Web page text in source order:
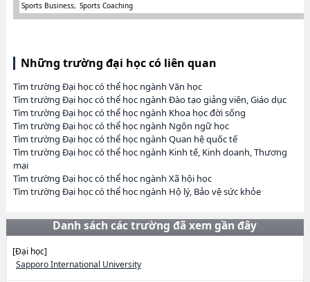
Sports Business Sports Coaching
Những trường đại học có liên quan
Tìm trường Đại học có thể học ngành Văn học
Tìm trường Đại học có thể học ngành Đào tạo giảng viên, Giáo dục
Tìm trường Đại học có thể học ngành Khoa học đời sống
Tìm trường Đại học có thể học ngành Ngôn ngữ học
Tìm trường Đại học có thể học ngành Quan hệ quốc tế
Tìm trường Đại học có thể học ngành Kinh tế, Kinh doanh, Thương
mại
Tìm trường Đại học có thể học ngành Xã hội học
Tìm trường Đại học có thể học ngành Hộ lý, Bảo vệ sức khỏe
Danh sách các trường đã xem gần đây
[Đại học]
Sapporo International University